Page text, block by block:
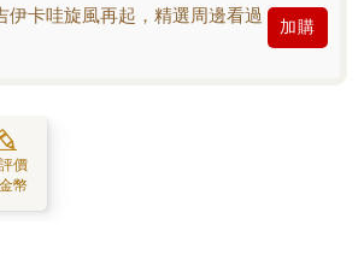
卡哇旋風再起，精選周邊看過
加購
價
幣